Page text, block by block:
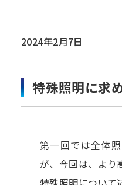
2024年2月7日
特殊照明に求
第一回では全体
が、今回は、より